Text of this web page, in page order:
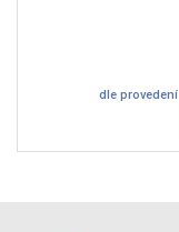
dle provedení